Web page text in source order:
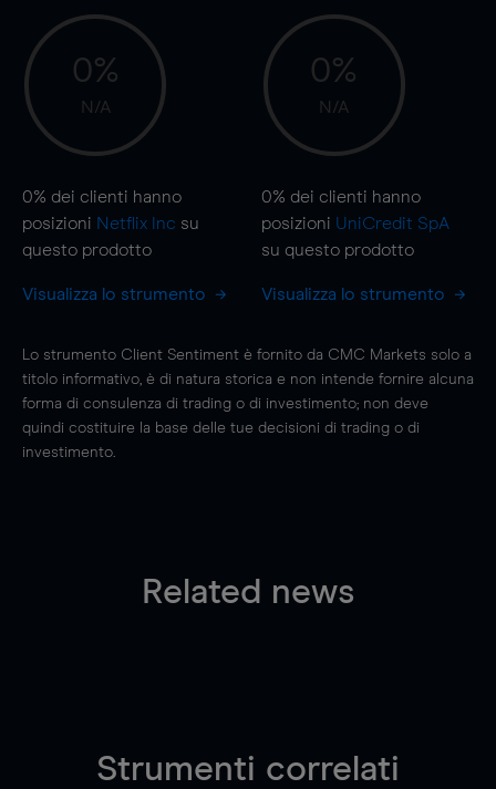
0%
N/A
0% dei clienti hanno
posizioni Netflix Inc su
questo prodotto
Visualizza lo strumento
0%
N/A
0% dei clienti hanno
posizioni UniCredit SpA
su questo prodotto
Visualizza lo strumento
Lo strumento Client Sentiment è fornito da CMC Markets solo a
titolo informativo, è di natura storica e non intende fornire alcuna
forma di consulenza di trading o di investimento; non deve
quindi costituire la base delle tue decisioni di trading o di
investimento.
Related news
Strumenti correlati